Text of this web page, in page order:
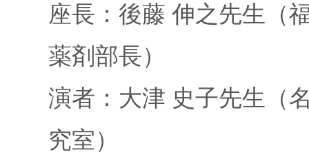
座長：後藤 伸之先生（
薬剤部長）
演者：大津 史子先生（
究室）